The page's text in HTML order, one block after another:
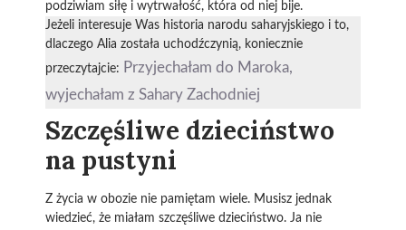
podziwiam siłę i wytrwałość, która od niej bije.
Jeżeli interesuje Was historia narodu saharyjskiego i to,
dlaczego Alia została uchodźczynią, koniecznie
przeczytajcie: Przyjechałam do Maroka,
wyjechałam z Sahary Zachodniej
Szczęśliwe dzieciństwo
na pustyni
Z życia w obozie nie pamiętam wiele. Musisz jednak
wiedzieć, że miałam szczęśliwe dzieciństwo. Ja nie